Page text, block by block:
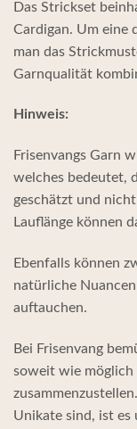
Das Strickset
Cardigan. Um eine
man das
Garnqualität
Hinweis:
Frisenvangs Garn
welches bedeutet,
geschätzt und nicht
Lauflänge können
Ebenfalls können
natürliche
auftauchen.
Bei Frisenvang
soweit wie möglich
Unikate sind, ist es